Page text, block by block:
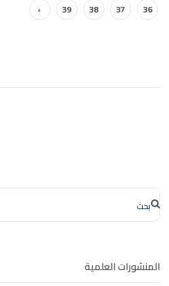
36
37
38
39
›
المنشورات العلمية